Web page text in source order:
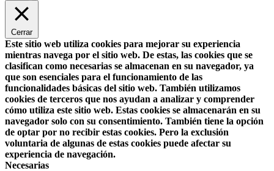
Cerrar
Este sitio web utiliza cookies para mejorar su experiencia
mientras navega por el sitio web. De estas, las cookies que se
clasifican como necesarias se almacenan en su navegador, ya
que son esenciales para el funcionamiento de las
funcionalidades básicas del sitio web. También utilizamos
cookies de terceros que nos ayudan a analizar y comprender
cómo utiliza este sitio web. Estas cookies se almacenarán en su
navegador solo con su consentimiento. También tiene la opción
de optar por no recibir estas cookies. Pero la exclusión
voluntaria de algunas de estas cookies puede afectar su
experiencia de navegación.
Necesarias